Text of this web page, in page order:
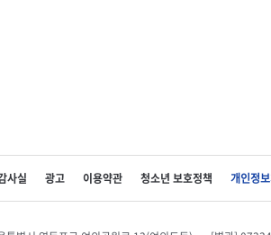
사실 광고 이용약관 청소년 보호정책 개인정